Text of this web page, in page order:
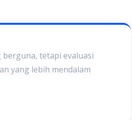
tetapi evaluasi
yang lebih mendalam